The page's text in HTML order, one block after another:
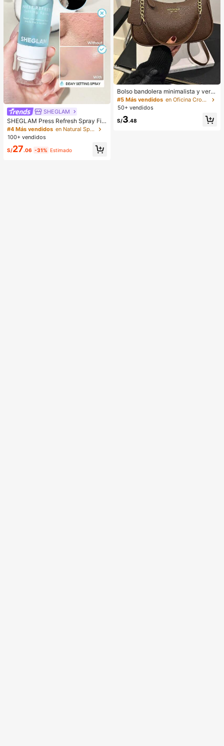
SHEGLAM
SHEGLAM Press Refresh Spray Fija
dor Marca De Belleza CosméTica
Maquillaje Para Mujeres Y NiñAs
#4 Más vendidos
en Natural Spray fijador
100+ vendidos
S/27.06 -31% Estimado
Bolso bandolera minimalista y vers
átil de unicolor con letra para mujer
es, elegante bolso de cadena para
billetera, compras, mujeres jóvenes,
estudiantes universitarios, recién c
#5 Más vendidos
en Oficina Crossbody de mujer
50+ vendidos
S/3.48